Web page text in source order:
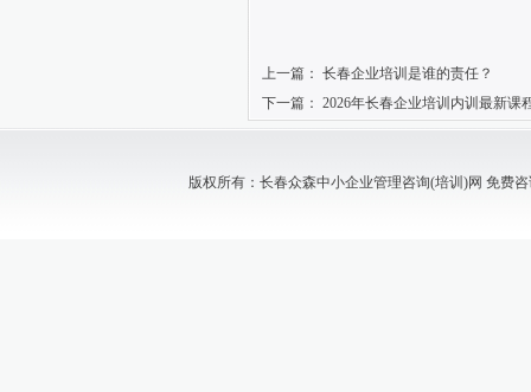
上一篇： 长春企业培训是谁的责任？
下一篇： 2026年长春企业培训内训最新课
版权所有：长春众森中小企业管理咨询(培训)网 免费咨